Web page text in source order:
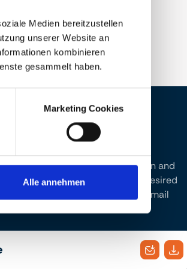
Medien bereitzustellen
unserer Website an
kombinieren
gesammelt haben.
Marketing Cookies
Alle annehmen
brochure and the construction and
here. Download your desired
or conveniently send them to an email